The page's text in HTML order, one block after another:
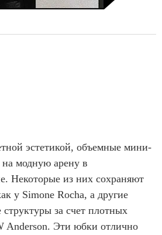
эстетикой, объемные мини-
модную арену в
Некоторые из них сохраняют
у Simone Rocha, а другие
за счет плотных
Anderson. Эти юбки отлично